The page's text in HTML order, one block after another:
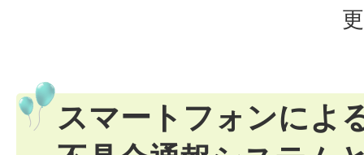
スマートフォンによ